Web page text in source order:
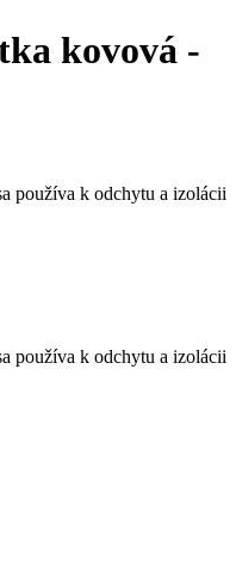
kovová -
používa k odchytu a izolácii
používa k odchytu a izolácii